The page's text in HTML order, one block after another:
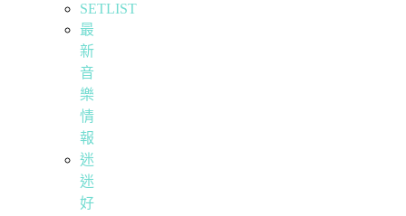
SETLIST
最
新
音
樂
情
報
迷
迷
好